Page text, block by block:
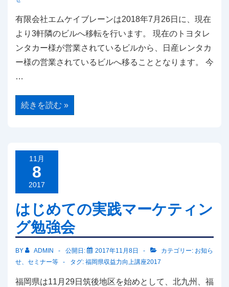
有限会社エムケイブレーンは2018年7月26日に、現在
より3軒隣のビルへ移転を行います。 現在のトヨタレ
ンタカー様が営業されているビルから、日産レンタカ
ー様の営業されているビルへ移ることとなります。 今
…
事
務
所
予
続きを読む »
11月
8
2017
はじめての実践マーケティン
グ勉強会
BY ADMIN 公開日: 2017年11月8日 カテゴリー: お知ら
せ、 セミナー等 タグ: 福岡県収益力向上講座2017
福岡県は11月29日筑後地区を始めとして、北九州、福